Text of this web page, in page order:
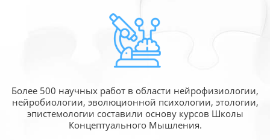
Более 500 научных работ в области нейрофизиологии,
нейробиологии, эволюционной психологии, этологии,
эпистемологии составили основу курсов Школы
Концептуального Мышления.